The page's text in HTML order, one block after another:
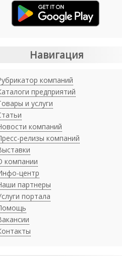
Навигация
компаний
предприятий
и услуги
компаний
релизы компаний
компании
центр
партнеры
портала